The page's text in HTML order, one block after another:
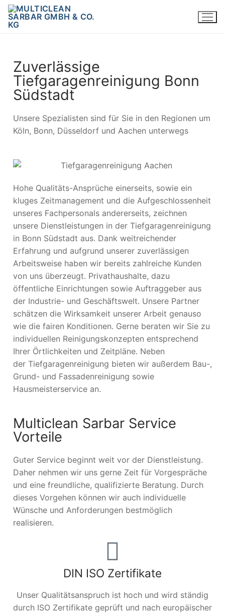
Zuverlässige
Tiefgaragenreinigung Bonn
Südstadt
Unsere Spezialisten sind für Sie in den Regionen um
Köln, Bonn, Düsseldorf und Aachen unterwegs
Hohe Qualitäts-Ansprüche einerseits, sowie ein
kluges Zeitmanagement und die Aufgeschlossenheit
unseres Fachpersonals andererseits, zeichnen
unsere Dienstleistungen in der Tiefgaragenreinigung
in Bonn Südstadt aus. Dank weitreichender
Erfahrung und aufgrund unserer zuverlässigen
Arbeitsweise haben wir bereits zahlreiche Kunden
von uns überzeugt. Privathaushalte, dazu
öffentliche Einrichtungen sowie Auftraggeber aus
der Industrie- und Geschäftswelt. Unsere Partner
schätzen die Wirksamkeit unserer Arbeit genauso
wie die fairen Konditionen. Gerne beraten wir Sie zu
individuellen Reinigungskonzepten entsprechend
Ihrer Örtlichkeiten und Zeitpläne. Neben
der Tiefgaragenreinigung bieten wir außerdem Bau-,
Grund- und Fassadenreinigung sowie
Hausmeisterservice an.
Multiclean Sarbar Service
Vorteile
Guter Service beginnt weit vor der Dienstleistung.
Daher nehmen wir uns gerne Zeit für Vorgespräche
und eine freundliche, qualifizierte Beratung. Durch
dieses Vorgehen können wir auch individuelle
Wünsche und Anforderungen bestmöglich
realisieren.
DIN ISO Zertifikate
Unser Qualitätsanspruch ist hoch und wird ständig
durch ISO Zertifikate geprüft und nach europäischer